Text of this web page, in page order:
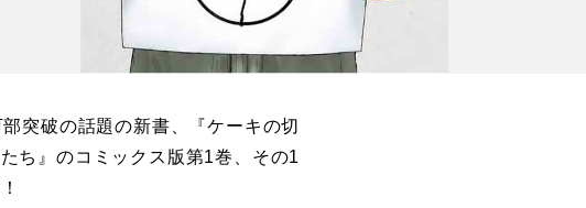
突破の話題の新書、『ケーキの切
ち』のコミックス版第1巻、その1